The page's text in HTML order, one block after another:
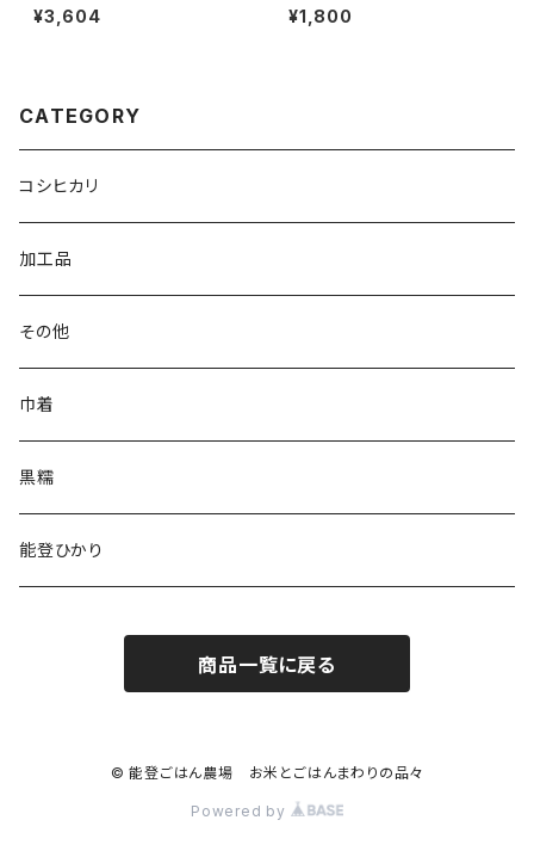
¥3,604 ¥1,800
CATEGORY
コシヒカリ
加工品
その他
巾着
黒糯
能登ひかり
商品一覧に戻る
© 能登ごはん農場 お米とごはんまわりの品々
Powered by